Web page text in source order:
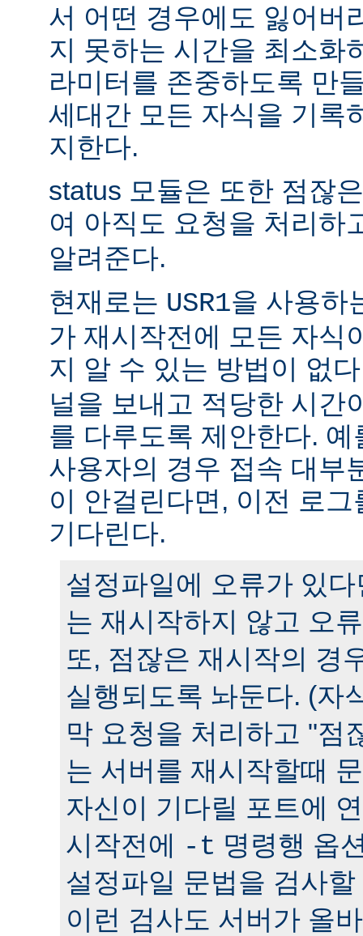
서 어떤 경우에도 잃어버
지 못하는 시간을 최소화
라미터를 존중하도록 만
세대간 모든 자식을 기록
지한다.
status 모듈은 또한 점잖
여 아직도 요청을 처리하
알려준다.
현재로는 USR1을 사용하
가 재시작전에 모든 자식
지 알 수 있는 방법이 없
널을 보내고 적당한 시간
를 다루도록 제안한다.
사용자의 경우 접속 대부
이 안걸린다면, 이전 로
기다린다.
설정파일에 오류가 있
는 재시작하지 않고 오
또, 점잖은 재시작의 경
실행되도록 놔둔다. (자
막 요청을 처리하고 "점
는 서버를 재시작할때
자신이 기다릴 포트에
시작전에
-t 명령행 옵
설정파일 문법을 검사
이런 검사도 서버가 올